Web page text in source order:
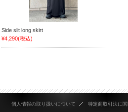
Side slit long skirt
¥4,290(税込)
個人情報の取り扱いについて 特定商取引法に